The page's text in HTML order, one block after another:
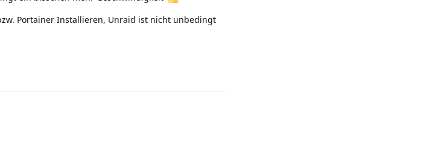
Portainer Installieren, Unraid ist nicht unbedingt